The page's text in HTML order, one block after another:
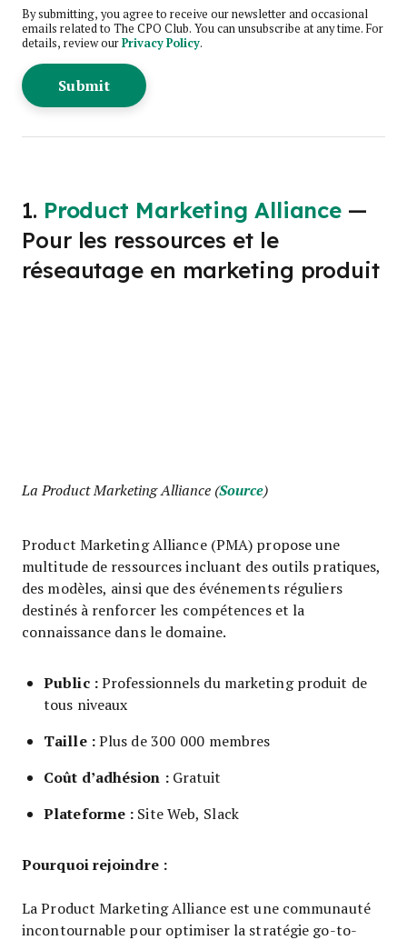
By submitting, you agree to receive our newsletter and occasional
emails related to The CPO Club. You can unsubscribe at any time. For
details, review ourPrivacy Policy.
1. Product Marketing Alliance —
Pour les ressources et le
réseautage en marketing produit
La Product Marketing Alliance (Source)
Product Marketing Alliance (PMA) propose une
multitude de ressources incluant des outils pratiques,
des modèles, ainsi que des événements réguliers
destinés à renforcer les compétences et la
connaissance dans le domaine.
Public :Professionnels du marketing produit de
tous niveaux
Taille :Plus de 300 000 membres
Coût d’adhésion :Gratuit
Plateforme : Site Web, Slack
Pourquoi rejoindre :
La Product Marketing Alliance est une communauté
incontournable pour optimiser la stratégie go-to-